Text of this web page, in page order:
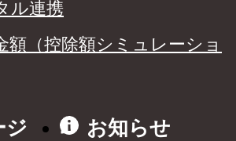
ル連携
額（控除額シミュレーショ
ジ
お知らせ